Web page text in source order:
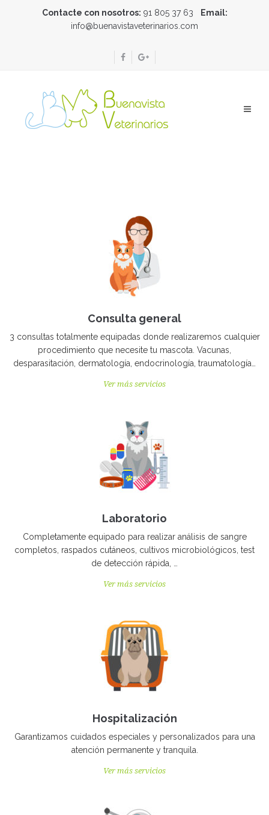
Contacte con nosotros: 91 805 37 63
Email:
info@buenavistaveterinarios.com
Consulta general
3 consultas totalmente equipadas donde realizaremos cualquier
procedimiento que necesite tu mascota. Vacunas,
desparasitación, dermatología, endocrinología, traumatología…
Ver más servicios
Laboratorio
Completamente equipado para realizar análisis de sangre
completos, raspados cutáneos, cultivos microbiológicos, test
de detección rápida, …
Ver más servicios
Hospitalización
Garantizamos cuidados especiales y personalizados para una
atención permanente y tranquila.
Ver más servicios